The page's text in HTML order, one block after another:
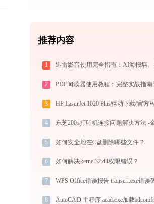
推荐内容
1
2 PDF阅读器使用教程：完整实战指南
3
4 东芝200s打印机连接问题解决方法 -
5 如何安全地在C盘删除哪些文件？
6 如何解决kernel32.dll权限错误？
7
8